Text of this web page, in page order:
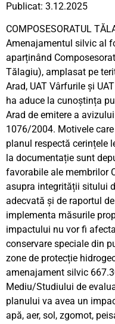
Publicat: 3.12.2025
COMPOSESORATUL
Amenajamentul silvic al
aparținând
Tălagiu), amplasat pe
Arad, UAT Vârfurile și
ha aduce la cunoștința
Arad de emitere a
1076/2004. Motivele
planul respectă cerințele
la documentație sunt
favorabile ale membrilor
asupra integrității sitului
adecvată și de raportul
implementa măsurile
impactului nu vor fi
conservare speciale din
zone de protecție
amenajament silvic
Mediu/Studiului de
planului va avea un
apă, aer, sol, zgomot,